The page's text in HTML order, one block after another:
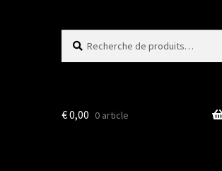
pour :
€0,00 0 article